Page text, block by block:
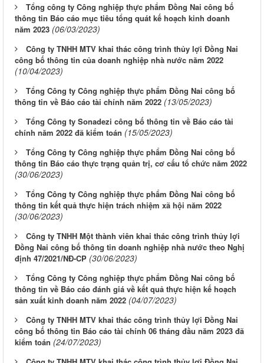
Tổng công ty Công nghiệp thực phẩm Đồng Nai công bố
thông tin Báo cáo mục tiêu tổng quát kế hoạch kinh doanh
năm 2023 (06/03/2023)
Công ty TNHH MTV khai thác công trình thủy lợi Đồng Nai
công bố thông tin của doanh nghiệp nhà nước năm 2022
(10/04/2023)
Tổng Công ty Công nghiệp thực phẩm Đồng Nai công bố
thông tin về Báo cáo tài chính năm 2022 (13/05/2023)
Tổng Công ty Sonadezi công bố thông tin về Báo cáo tài
chính năm 2022 đã kiểm toán (15/05/2023)
Tổng Công ty Công nghiệp thực phẩm Đồng Nai công bố
thông tin Báo cáo thực trạng quản trị, cơ cấu tổ chức năm 2022
(30/06/2023)
Tổng Công ty Công nghiệp thực phẩm Đồng Nai công bố
thông tin kết quả thực hiện trách nhiệm xã hội năm 2022
(30/06/2023)
Công ty TNHH Một thành viên khai thác công trình thủy lợi
Đồng Nai công bố thông tin doanh nghiệp nhà nước theo Nghị
định 47/2021/NĐ-CP (30/06/2023)
Tổng Công ty Công nghiệp thực phẩm Đồng Nai công bố
thông tin về Báo cáo đánh giá về kết quả thực hiện kế hoạch
sản xuất kinh doanh năm 2022 (04/07/2023)
Công ty TNHH MTV khai thác công trình thủy lợi Đồng Nai
công bố thông tin Báo cáo tài chính 06 tháng đầu năm 2023 đã
kiểm toán (24/07/2023)